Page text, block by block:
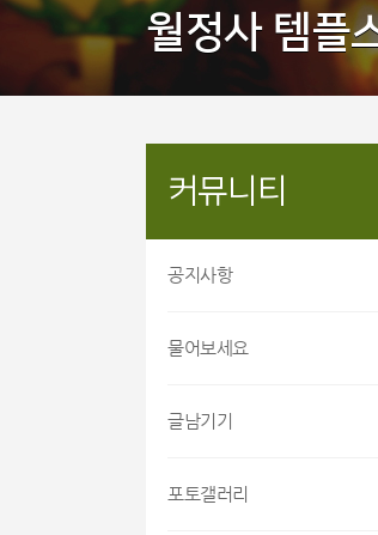
월정사 템플
커뮤니티
공지사항
물어보세요
글남기기
포토갤러리